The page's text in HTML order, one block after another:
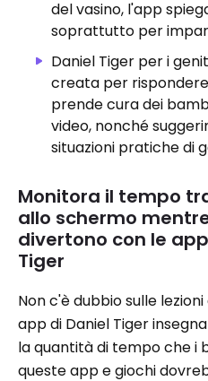
del vasino, l'app
soprattutto per
Daniel Tiger per i
creata per
prende cura dei
video, nonché
situazioni pratiche di
Monitora il tempo
allo schermo
divertono con le
Tiger
Non c'è dubbio sulle
app di Daniel Tiger
la quantità di tempo che i
queste app e giochi